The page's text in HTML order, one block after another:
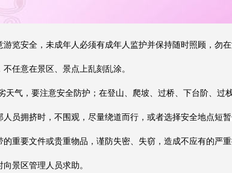
游览安全，未成年人必须有成年人监护并保持随时照顾，勿在
不任意在景区、景点上乱刻乱涂。
天气，要注意安全防护；在登山、爬坡、过桥、下台阶、过
员拥挤时，不围观，尽量绕道而行，或者选择安全地点短暂
重要文件或贵重物品，谨防失密、失窃，造成不应有的严重
景区管理人员求助。